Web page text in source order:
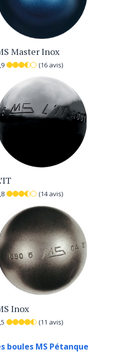
Master Inox
(16 avis)
(14 avis)
Inox
(11 avis)
boules MS Pétanque